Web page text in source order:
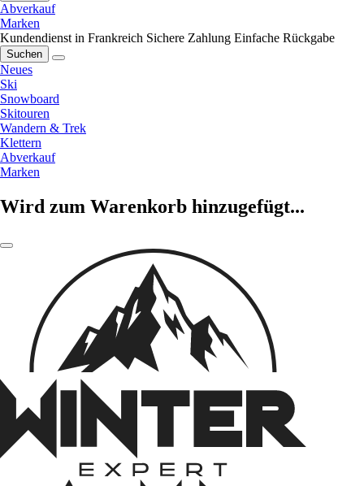
Abverkauf
Marken
Kundendienst in Frankreich Sichere Zahlung Einfache Rückgabe
Suchen
Neues
Ski
Snowboard
Skitouren
Wandern & Trek
Klettern
Abverkauf
Marken
Wird zum Warenkorb hinzugefügt...